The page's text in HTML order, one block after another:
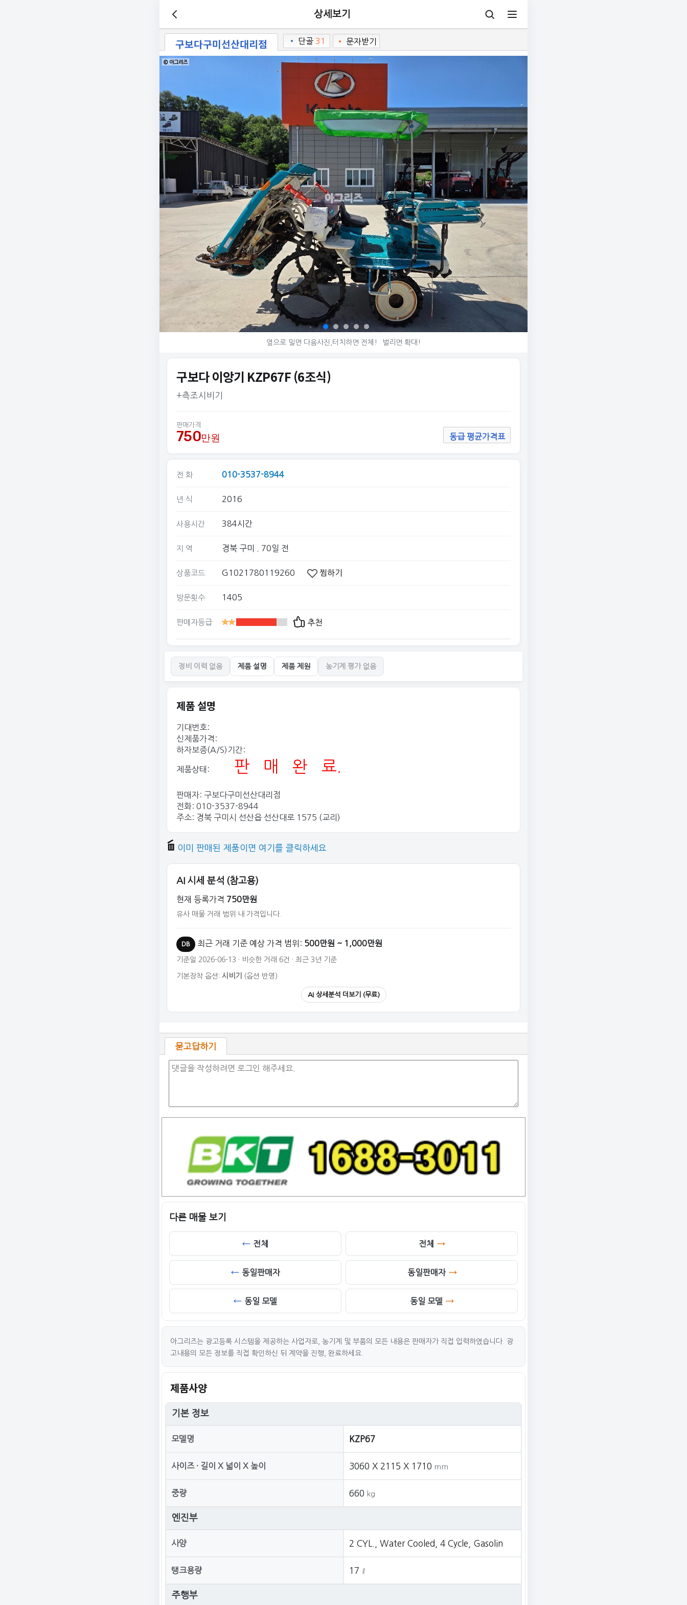
상세보기
구보다구미선산대리점 • 단골 31 • 문자받기
© 아그리즈
옆으로 밀면 다음사진,터치하면 전체! 벌리면 확대!
구보다 이앙기 KZP67F (6조식)
+측조시비기
판매가격
750만원 동급 평균가격표
전 화 010-3537-8944
년 식 2016
사용시간 384시간
지 역 경북 구미 . 70일 전
상품코드 G1021780119260 찜하기
방문횟수 1405
판매자등급 추천
정비 이력 없음 제품 설명 제품 제원 농기계 평가 없음
제품 설명
기대번호:
신제품가격:
하자보증(A/S)기간:
제품상태: 판 매 완 료.
판매자: 구보다구미선산대리점
전화: 010-3537-8944
주소: 경북 구미시 선산읍 선산대로 1575 (교리)
이미 판매된 제품이면 여기를 클릭하세요
AI 시세 분석 (참고용)
현재 등록가격 750만원
유사 매물 거래 범위 내 가격입니다.
DB 최근 거래 기준 예상 가격 범위: 500만원 ~ 1,000만원
기준일 2026-06-13 · 비슷한 거래 6건 · 최근 3년 기준
기본장착 옵션: 시비기 (옵션 반영)
AI 상세분석 더보기 (무료)
묻고답하기
다른 매물 보기
전체
동일판매자
동일 모델
전체
동일판매자
동일 모델
아그리즈는 광고등록 시스템을 제공하는 사업자로, 농기계 및 부품의 모든 내용은 판매자가 직접 입력하였습니다. 광
고내용의 모든 정보를 직접 확인하신 뒤 계약을 진행, 완료하세요.
제품사양
기본 정보
모델명 KZP67
사이즈 · 길이 X 넓이 X 높이 3060 X 2115 X 1710 mm
중량 660 kg
엔진부
사양 2 CYL., Water Cooled, 4 Cycle, Gasolin
탱크용량 17 ℓ
주행부